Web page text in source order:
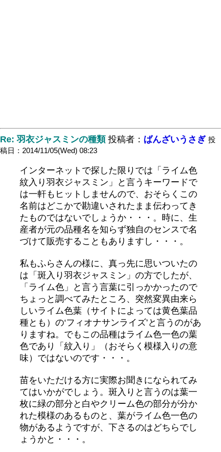
Re: 羽衣ジャスミンの種類投稿者： ばんざいうさぎ 投
稿日：2014/11/05(Wed) 08:23
インターネットで探した限りでは「ライム色
紋入り羽衣ジャスミン」と言うキーワードで
は一軒もヒットしませんので、おそらくこの
名前はどこかで勘違いされたまま伝わってき
たものではないでしょうか・・・。時に、生
産者が元の品種名を知らず独自のセンスで名
づけて販売することもありますし・・・。
私もふらさんの様に、真っ先に思いついたの
は「斑入り羽衣ジャスミン」の方でしたが、
「ライム色」と言う言葉に引っかかったので
ちょっと調べてみたところ、突然変異由来ら
しいライム色葉（サイトによっては黄色葉品
種とも）の‘フィオナサンライズ’と言うのがあ
りますね。でもこの品種はライム色一色の葉
色であり「紋入り」（おそらく模様入りの意
味）ではないのです・・・。
苗をいただける方に実際お聞きになられてみ
てはいかがでしょう。斑入りと言うのは葉一
枚に緑の部分と白やクリーム色の部分が分か
れた模様のあるものと、葉がライム色一色の
物があるようですが、下さるのはどちらでし
ょうかと・・・。